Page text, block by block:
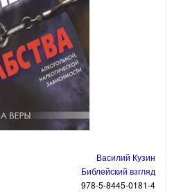
Василий Кузин
Библейский взгляд
978-5-8445-0181-4